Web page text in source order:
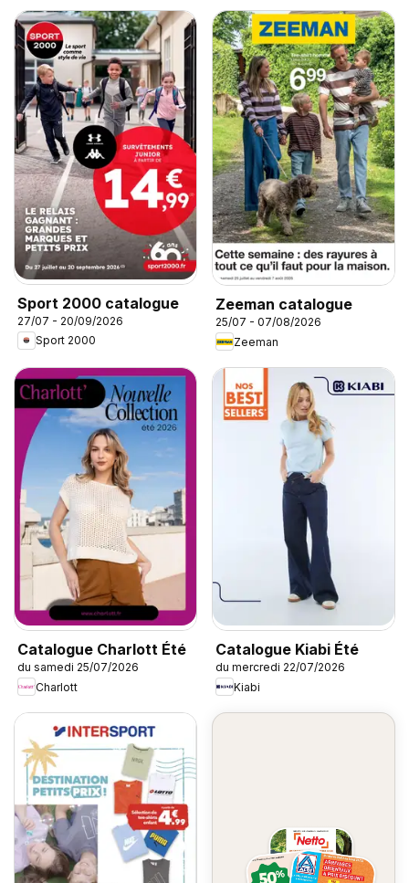
Sport 2000 catalogue
27/07 - 20/09/2026
Sport 2000
Zeeman catalogue
25/07 - 07/08/2026
Zeeman
Catalogue Charlott Été
du samedi 25/07/2026
Charlott
Catalogue Kiabi Été
du mercredi 22/07/2026
Kiabi